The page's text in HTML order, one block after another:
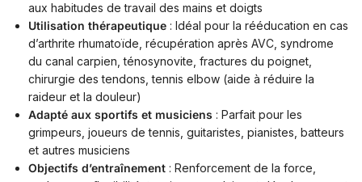
aux habitudes de travail des mains et doigts
Utilisation thérapeutique : Idéal pour la rééducation en cas
d’arthrite rhumatoïde, récupération après AVC, syndrome
du canal carpien, ténosynovite, fractures du poignet,
chirurgie des tendons, tennis elbow (aide à réduire la
raideur et la douleur)
Adapté aux sportifs et musiciens : Parfait pour les
grimpeurs, joueurs de tennis, guitaristes, pianistes, batteurs
et autres musiciens
Objectifs d’entraînement : Renforcement de la force,